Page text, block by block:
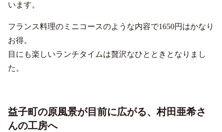
います。
フランス料理のミニコースのような内容で1650円はかなり
お得。
目にも楽しいランチタイムは贅沢なひとときとなりまし
た。
益子町の原風景が目前に広がる、村田亜希さ
んの工房へ